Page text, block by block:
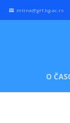
mtina@grf.bg.ac.rs
O